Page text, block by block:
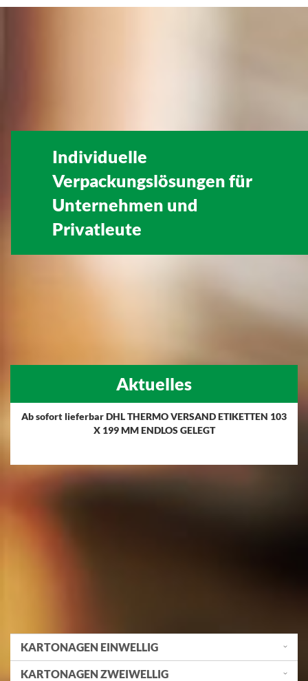
Individuelle
Verpackungslösungen für
Unternehmen und
Privatleute
Aktuelles
Ab sofort lieferbar DHL THERMO VERSAND ETIKETTEN 103
X 199 MM ENDLOS GELEGT
KARTONAGEN EINWELLIG
KARTONAGEN ZWEIWELLIG